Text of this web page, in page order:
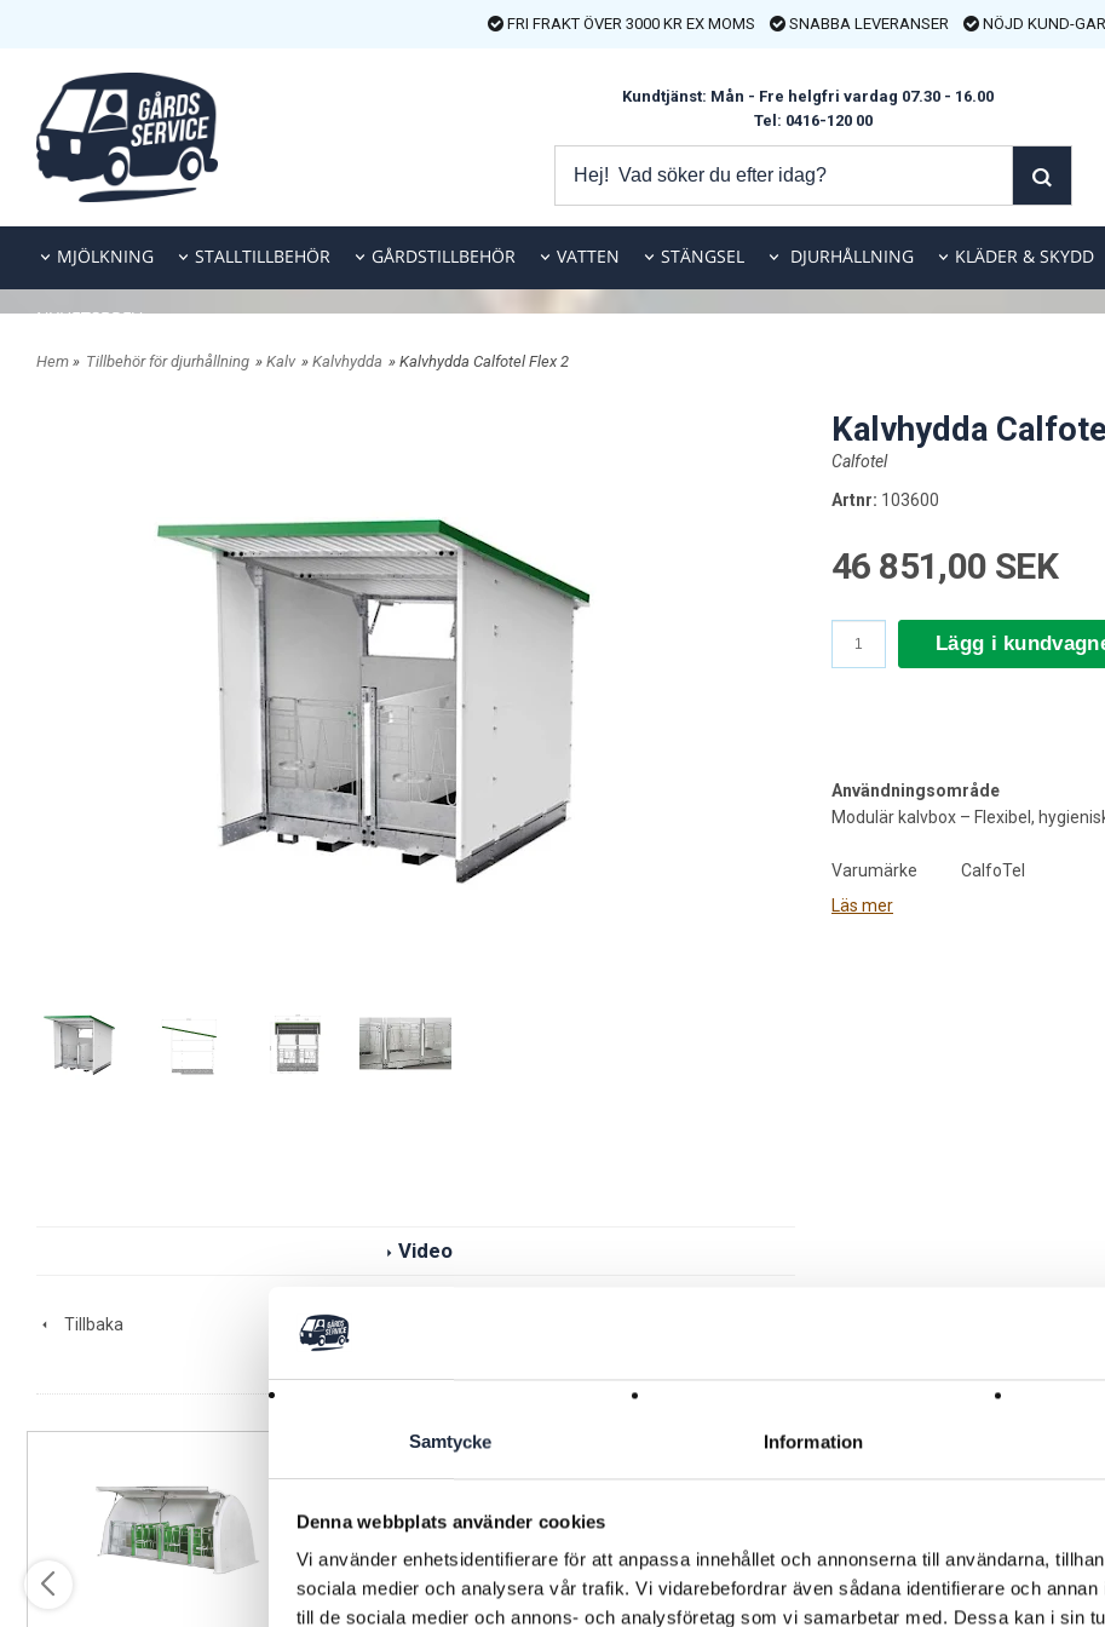
Samtycke Information
Denna webbplats använder cookies
Vi använder enhetsidentifierare för att anpassa innehållet och annonserna till användarna,
sociala medier och analysera vår trafik. Vi vidarebefordrar även sådana identifierare och annan
till de sociala medier och annons- och analysföretag som vi samarbetar med. Dessa kan i sin
FRI FRAKT ÖVER 3000 KR EX MOMS SNABBA LEVERANSER NÖJD KUND-
Kundtjänst: Mån - Fre helgfri vardag 07.30 - 16.00
Tel: 0416-120 00
MJÖLKNING STALLTILLBEHÖR GÅRDSTILLBEHÖR VATTEN STÄNGSEL DJURHÅLLNING KLÄDER & SKYDD
NYHETSBREV
Hem » Tillbehör för djurhållning » Kalv » Kalvhydda » Kalvhydda Calfotel Flex 2
Video
Kalvhydda
Calfotel
Artnr: 103600
46 851,00 SEK
Lägg i
Användningsområde
Modulär kalvbox – Flexibel,
Varumärke CalfoTel
Utvändigt mått B.233 x D.297 x
och vid större köp 0416-120 00
Upptäck den ultimata lösningen
flexibilitet, hållbarhet och optimal
enkelt anpassa layouten för både
Läs mer
Tillbaka
RELATERADE PRODUKTER